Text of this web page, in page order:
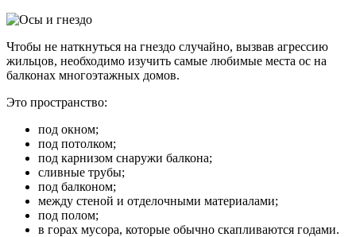
Чтобы не наткнуться на гнездо случайно, вызвав агрессию
жильцов, необходимо изучить самые любимые места ос на
балконах многоэтажных домов.
Это пространство:
под окном;
под потолком;
под карнизом снаружи балкона;
сливные трубы;
под балконом;
между стеной и отделочными материалами;
под полом;
в горах мусора, которые обычно скапливаются годами.